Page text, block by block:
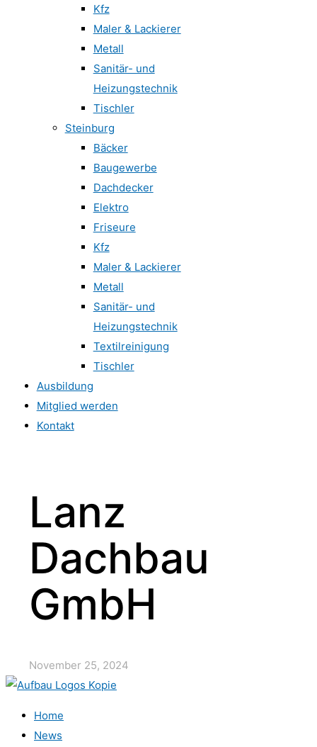
Kfz
Maler & Lackierer
Metall
Sanitär- und
Heizungstechnik
Tischler
Steinburg
Bäcker
Baugewerbe
Dachdecker
Elektro
Friseure
Kfz
Maler & Lackierer
Metall
Sanitär- und
Heizungstechnik
Textilreinigung
Tischler
Ausbildung
Mitglied werden
Kontakt
Lanz
Dachbau
GmbH
November 25, 2024
Home
News